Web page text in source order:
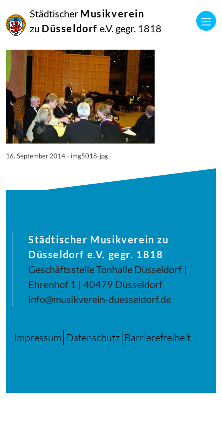
Städtischer Musikverein
zu Düsseldorf e.V. gegr. 1818
September
2014
Manfred Hill
16. September 2014 - img5018-jpg
Städtischer Musikverein zu
Düsseldorf e.V. gegr. 1818
Geschäftsstelle Tonhalle Düsseldorf |
Ehrenhof 1 | 40479 Düsseldorf
info@musikverein-duesseldorf.de
Impressum Datenschutz Barrierefreiheit